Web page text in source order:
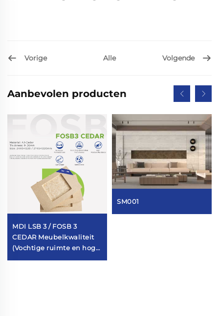
Vorige Alle Volgende
Aanbevolen producten
MDI LSB 3 / FOSB 3
CEDAR Meubelkwaliteit
(Vochtige ruimte en hoge
SM001